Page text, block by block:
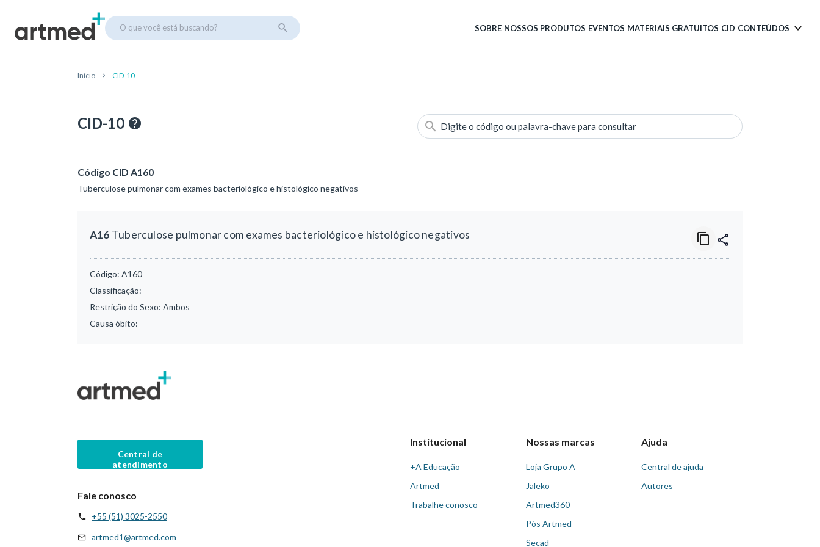
O que você está buscando? SOBRE NOSSOS PRODUTOS EVENTOS MATERIAIS GRATUITOS CID CONTEÚDOS
Início CID-10
CID-10 Digite o código ou palavra-chave para consultar
Código CID A160
Tuberculose pulmonar com exames bacteriológico e histológico negativos
A16 Tuberculose pulmonar com exames bacteriológico e histológico negativos
Código: A160
Classificação: -
Restrição do Sexo: Ambos
Causa óbito: -
Central de
atendimento
Fale conosco
+55 (51) 3025-2550
artmed1@artmed.com
Institucional
+A Educação
Artmed
Trabalhe conosco
Nossas marcas
Loja Grupo A
Jaleko
Artmed360
Pós Artmed
Secad
Ajuda
Central de ajuda
Autores